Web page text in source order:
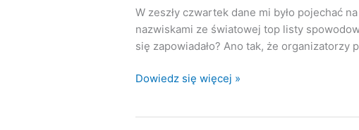
W zeszły czwartek dane mi było pojechać
nazwiskami ze światowej top listy
się zapowiadało? Ano tak, że
Wroc#
Dowiedz się więcej »